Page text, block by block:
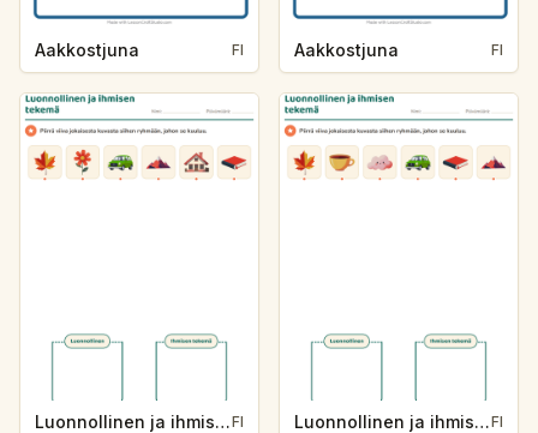
Aakkostjuna FI Aakkostjuna FI
Luonnollinen ja ihmisen tekemäFI Luonnollinen ja ihmisen tekemäFI